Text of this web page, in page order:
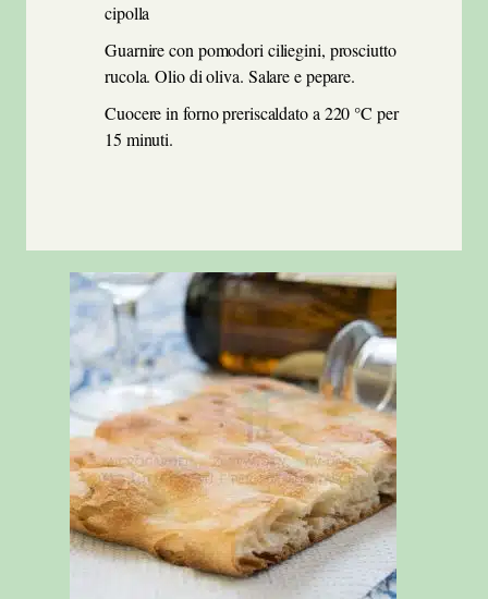
cipolla
Guarnire con pomodori ciliegini, prosciutto
rucola. Olio di oliva. Salare e pepare.
Cuocere in forno preriscaldato a 220 °C per
15 minuti.